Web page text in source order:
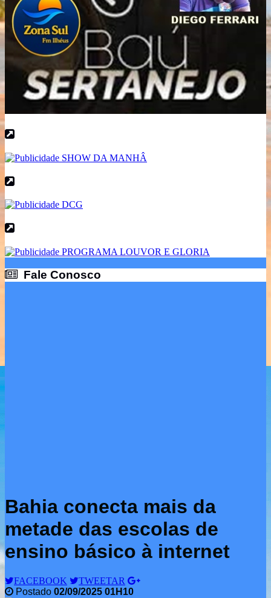
Fale Conosco
Bahia conecta mais da
metade das escolas de
ensino básico à internet
FACEBOOK
TWEETAR
Postado 02/09/2025 01H10